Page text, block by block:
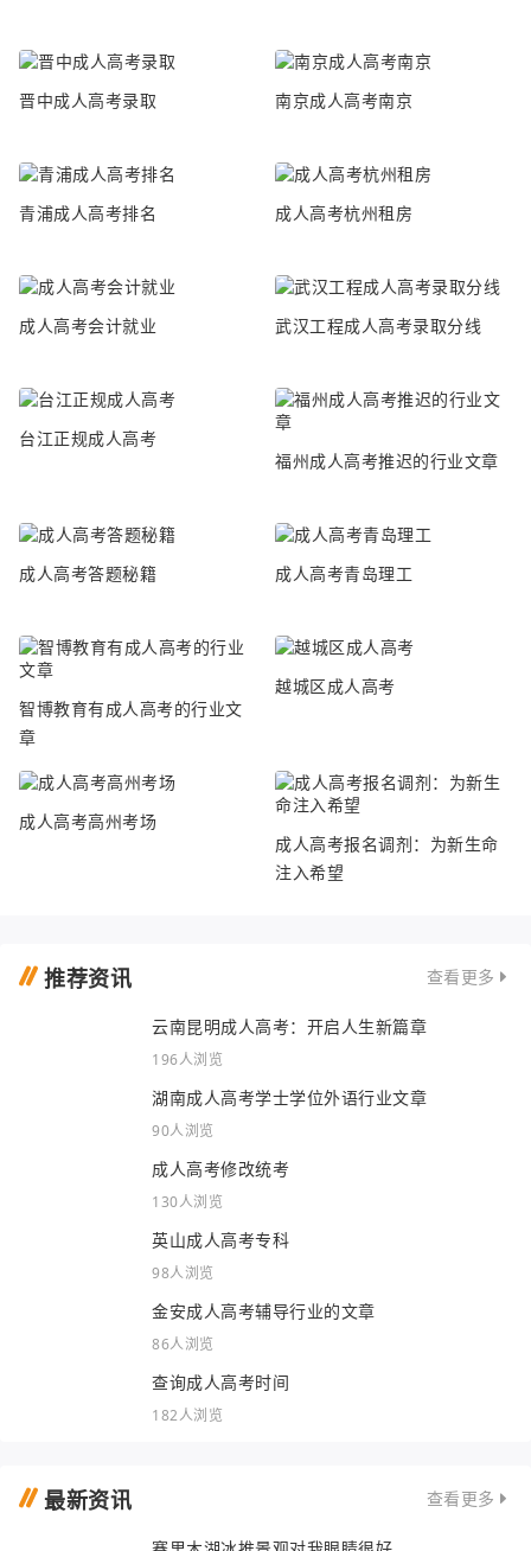
晋中成人高考录取 南京成人高考南京
青浦成人高考排名 成人高考杭州租房
成人高考会计就业 武汉工程成人高考录取分线
台江正规成人高考
福州成人高考推迟的行业文章
成人高考答题秘籍 成人高考青岛理工
智博教育有成人高考的行业文
章
越城区成人高考
成人高考高州考场
成人高考报名调剂：为新生命
注入希望
推荐资讯 查看更多
云南昆明成人高考：开启人生新篇章
196人浏览
湖南成人高考学士学位外语行业文章
90人浏览
成人高考修改统考
130人浏览
英山成人高考专科
98人浏览
金安成人高考辅导行业的文章
86人浏览
查询成人高考时间
182人浏览
最新资讯 查看更多